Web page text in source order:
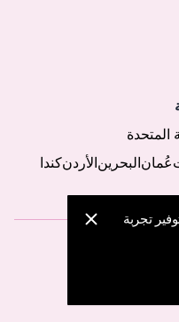
المتحدة
عُمانالبحرينالأردنكندا
تجربة